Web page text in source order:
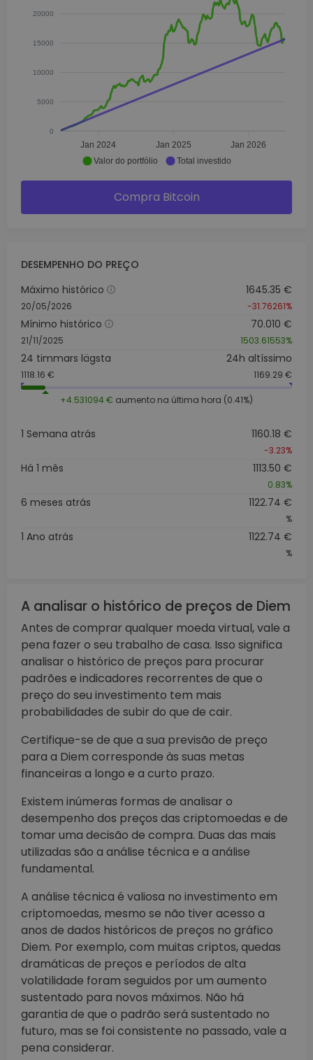
20000
15000
10000
5000
0
Jan 2024 Jan 2025 Jan 2026
Valor do portfólio Total investido
Compra Bitcoin
DESEMPENHO DO PREÇO
Máximo histórico
20/05/2026
1645.35 €
-31.76261%
Mínimo histórico
21/11/2025
70.010 €
1503.61553%
24 timmars lägsta
1118.16 €
24h altíssimo
1169.29 €
+4.531094 € aumento na última hora (0.41%)
1 Semana atrás 1160.18 €
-3.23%
Há 1 mês 1113.50 €
0.83%
6 meses atrás 1122.74 €
%
1 Ano atrás 1122.74 €
%
A analisar o histórico de preços de Diem
Antes de comprar qualquer moeda virtual, vale a
pena fazer o seu trabalho de casa. Isso significa
analisar o histórico de preços para procurar
padrões e indicadores recorrentes de que o
preço do seu investimento tem mais
probabilidades de subir do que de cair.
Certifique-se de que a sua previsão de preço
para a Diem corresponde às suas metas
financeiras a longo e a curto prazo.
Existem inúmeras formas de analisar o
desempenho dos preços das criptomoedas e de
tomar uma decisão de compra. Duas das mais
utilizadas são a análise técnica e a análise
fundamental.
A análise técnica é valiosa no investimento em
criptomoedas, mesmo se não tiver acesso a
anos de dados históricos de preços no gráfico
Diem. Por exemplo, com muitas criptos, quedas
dramáticas de preços e períodos de alta
volatilidade foram seguidos por um aumento
sustentado para novos máximos. Não há
garantia de que o padrão será sustentado no
futuro, mas se foi consistente no passado, vale a
pena considerar.